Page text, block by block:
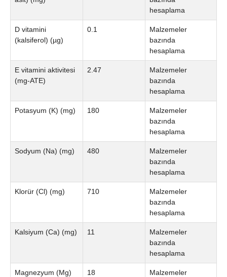
hesaplama
D vitamini
(kalsiferol) (µg)
0.1
Malzemeler
bazında
hesaplama
E vitamini aktivitesi
(mg-ATE)
2.47
Malzemeler
bazında
hesaplama
Potasyum (K) (mg) 180
Malzemeler
bazında
hesaplama
Sodyum (Na) (mg) 480
Malzemeler
bazında
hesaplama
Klorür (Cl) (mg) 710
Malzemeler
bazında
hesaplama
Kalsiyum (Ca) (mg) 11
Malzemeler
bazında
hesaplama
Magnezyum (Mg)
18
Malzemeler